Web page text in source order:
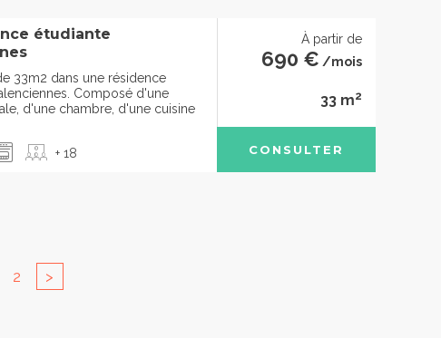
étudiante
33m2 dans une résidence
Composé d'une
d'une chambre, d'une cuisine
+ 18
À partir de
690 € /mois
33 m2
CONSULTER
2 >